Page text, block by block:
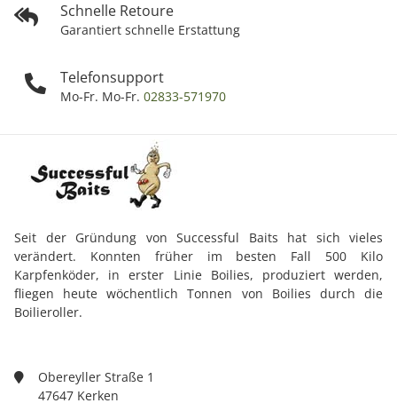
Schnelle Retoure
Garantiert schnelle Erstattung
Telefonsupport
Mo-Fr. Mo-Fr. 02833-571970
Seit der Gründung von Successful Baits hat sich vieles
verändert. Konnten früher im besten Fall 500 Kilo
Karpfenköder, in erster Linie Boilies, produziert werden,
fliegen heute wöchentlich Tonnen von Boilies durch die
Boilieroller.
Obereyller Straße 1
47647 Kerken